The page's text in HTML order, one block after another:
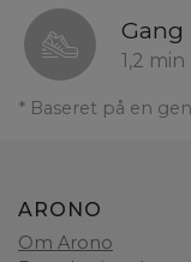
Gang
1,2 min
* Baseret på en
ARONO
Om Arono